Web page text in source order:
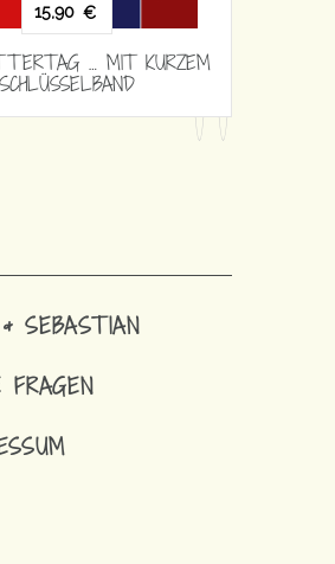
18,90
MUTTERTAG … MIT LANGEM
SCHLÜSSELBAND
SEBASTIAN
FRAGEN